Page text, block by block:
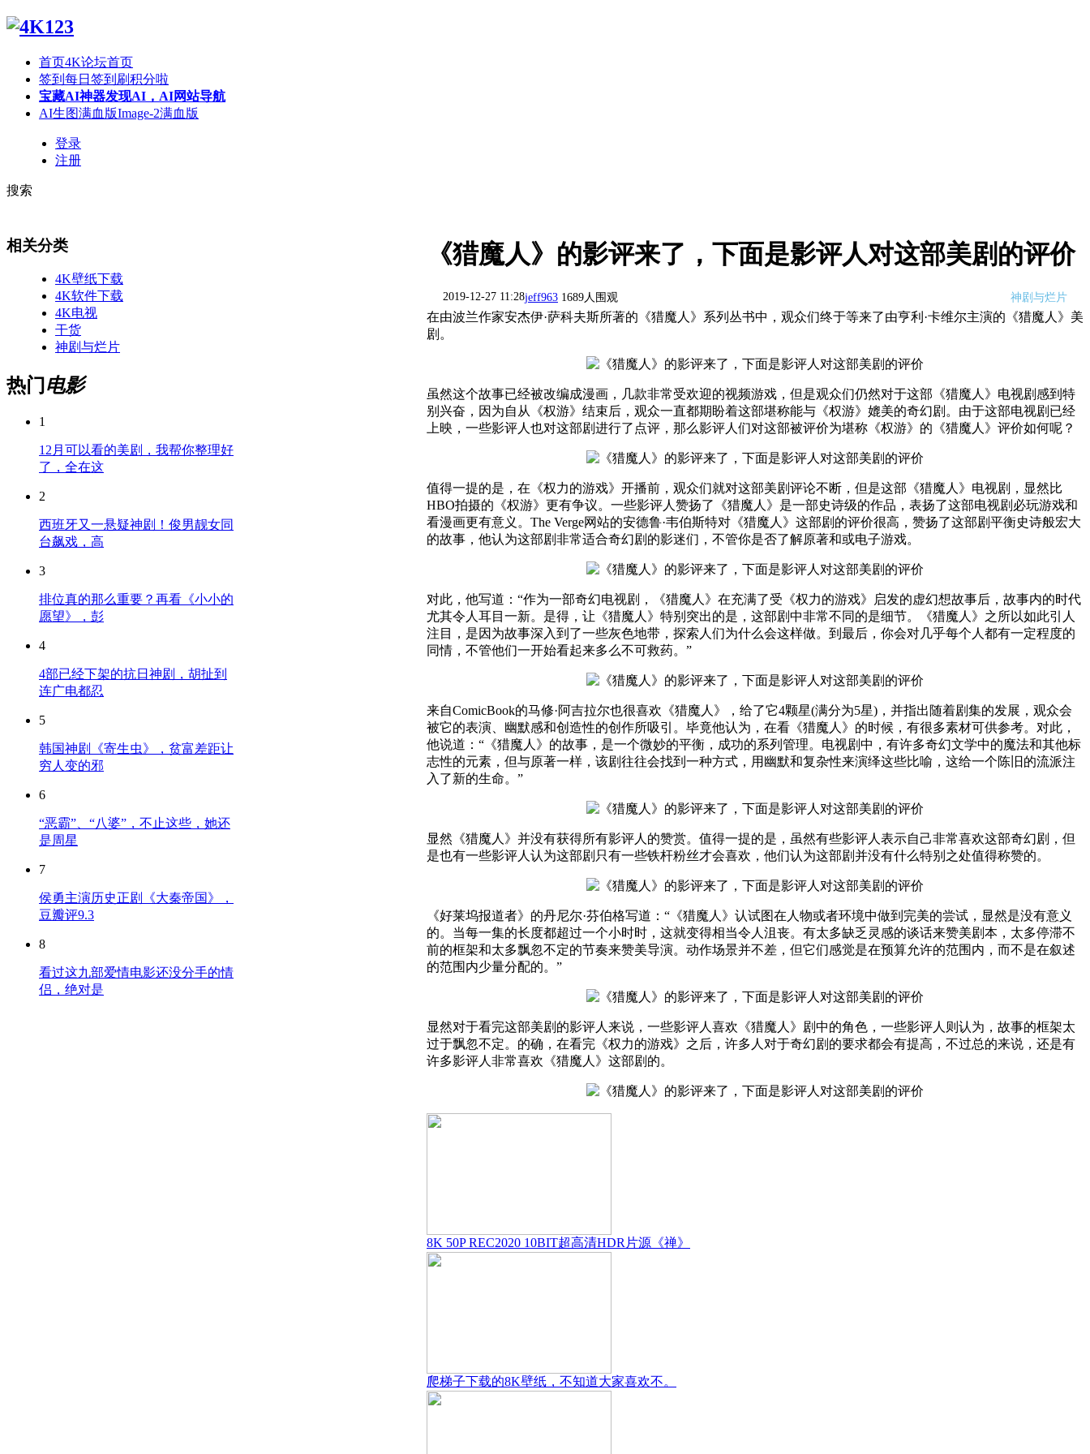
首页4K论坛首页
签到 每日签到刷积分啦
宝藏AI神器发现AI，AI网站导航
AI生图满血版Image-2满血版
登录
注册
搜索
《猎魔人》的影评来了，下面是影评人对这部美剧的评价
jeff963
2019-12-27 11:28 1689人围观 神剧与烂片
在由波兰作家安杰伊·萨科夫斯所著的《猎魔人》系列丛书中，观众们终于等来了由亨利·卡维尔主演的《猎魔人》美
剧。
虽然这个故事已经被改编成漫画，几款非常受欢迎的视频游戏，但是观众们仍然对于这部《猎魔人》电视剧感到特
别兴奋，因为自从《权游》结束后，观众一直都期盼着这部堪称能与《权游》媲美的奇幻剧。由于这部电视剧已经
上映，一些影评人也对这部剧进行了点评，那么影评人们对这部被评价为堪称《权游》的《猎魔人》评价如何呢？
值得一提的是，在《权力的游戏》开播前，观众们就对这部美剧评论不断，但是这部《猎魔人》电视剧，显然比
HBO拍摄的《权游》更有争议。一些影评人赞扬了《猎魔人》是一部史诗级的作品，表扬了这部电视剧必玩游戏和
看漫画更有意义。The Verge网站的安德鲁·韦伯斯特对《猎魔人》这部剧的评价很高，赞扬了这部剧平衡史诗般宏大
的故事，他认为这部剧非常适合奇幻剧的影迷们，不管你是否了解原著和或电子游戏。
对此，他写道：“作为一部奇幻电视剧，《猎魔人》在充满了受《权力的游戏》启发的虚幻想故事后，故事内的时代
尤其令人耳目一新。是得，让《猎魔人》特别突出的是，这部剧中非常不同的是细节。《猎魔人》之所以如此引人
注目，是因为故事深入到了一些灰色地带，探索人们为什么会这样做。到最后，你会对几乎每个人都有一定程度的
同情，不管他们一开始看起来多么不可救药。”
来自ComicBook的马修·阿吉拉尔也很喜欢《猎魔人》，给了它4颗星(满分为5星)，并指出随着剧集的发展，观众会
被它的表演、幽默感和创造性的创作所吸引。毕竟他认为，在看《猎魔人》的时候，有很多素材可供参考。对此，
他说道：“《猎魔人》的故事，是一个微妙的平衡，成功的系列管理。电视剧中，有许多奇幻文学中的魔法和其他标
志性的元素，但与原著一样，该剧往往会找到一种方式，用幽默和复杂性来演绎这些比喻，这给一个陈旧的流派注
入了新的生命。”
显然《猎魔人》并没有获得所有影评人的赞赏。值得一提的是，虽然有些影评人表示自己非常喜欢这部奇幻剧，但
是也有一些影评人认为这部剧只有一些铁杆粉丝才会喜欢，他们认为这部剧并没有什么特别之处值得称赞的。
《好莱坞报道者》的丹尼尔·芬伯格写道：“《猎魔人》认试图在人物或者环境中做到完美的尝试，显然是没有意义
的。当每一集的长度都超过一个小时时，这就变得相当令人沮丧。有太多缺乏灵感的谈话来赞美剧本，太多停滞不
前的框架和太多飘忽不定的节奏来赞美导演。动作场景并不差，但它们感觉是在预算允许的范围内，而不是在叙述
的范围内少量分配的。”
显然对于看完这部美剧的影评人来说，一些影评人喜欢《猎魔人》剧中的角色，一些影评人则认为，故事的框架太
过于飘忽不定。的确，在看完《权力的游戏》之后，许多人对于奇幻剧的要求都会有提高，不过总的来说，还是有
许多影评人非常喜欢《猎魔人》这部剧的。
8K 50P REC2020 10BIT超高清HDR片源《禅》
爬梯子下载的8K壁纸，不知道大家喜欢不。
相关分类
4K壁纸下载
4K软件下载
4K电视
干货
神剧与烂片
热门 电影
1
12月可以看的美剧，我帮你整理好
了，全在这
2
西班牙又一悬疑神剧！俊男靓女同
台飙戏，高
3
排位真的那么重要？再看《小小的
愿望》，彭
4
4部已经下架的抗日神剧，胡扯到
连广电都忍
5
韩国神剧《寄生虫》，贫富差距让
穷人变的邪
6
“恶霸”、“八婆”，不止这些，她还
是周星
7
侯勇主演历史正剧《大秦帝国》，
豆瓣评9.3
8
看过这九部爱情电影还没分手的情
侣，绝对是